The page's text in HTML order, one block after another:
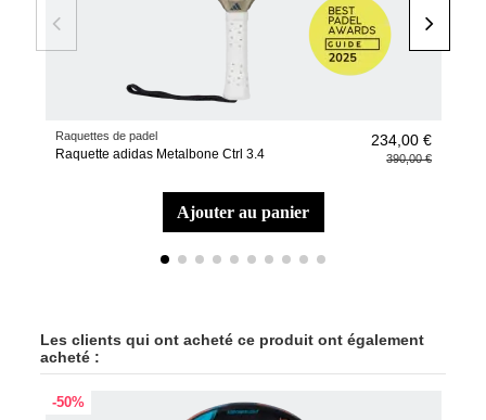
Raquettes de padel
Raquette adidas Metalbone Ctrl 3.4
234,00 €
390,00 €
ajouter au panier
Les clients qui ont acheté ce produit ont également
acheté :
-50%